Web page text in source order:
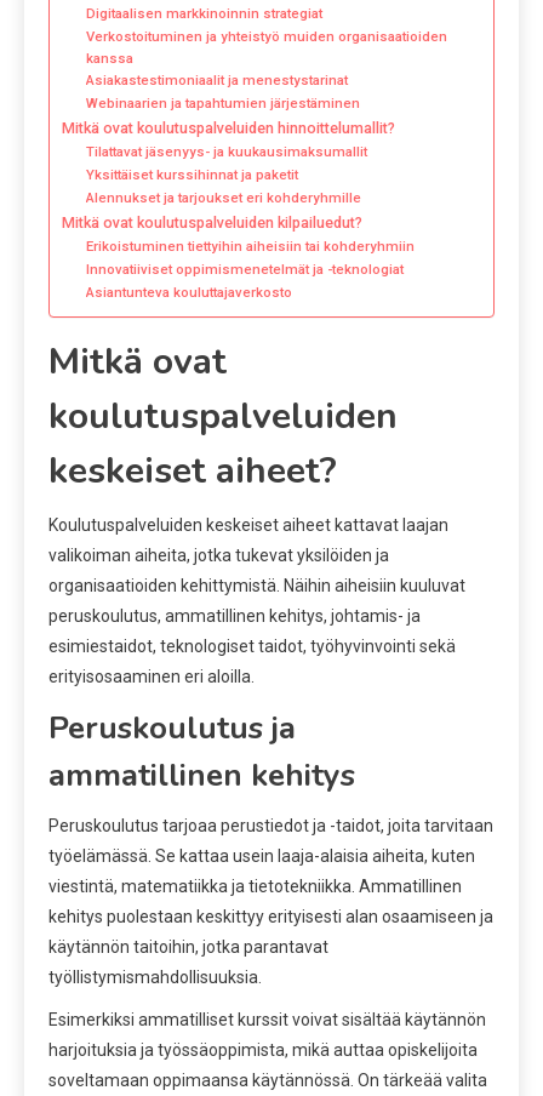
Digitaalisen markkinoinnin strategiat
Verkostoituminen ja yhteistyö muiden organisaatioiden
kanssa
Asiakastestimoniaalit ja menestystarinat
Webinaarien ja tapahtumien järjestäminen
Mitkä ovat koulutuspalveluiden hinnoittelumallit?
Tilattavat jäsenyys- ja kuukausimaksumallit
Yksittäiset kurssihinnat ja paketit
Alennukset ja tarjoukset eri kohderyhmille
Mitkä ovat koulutuspalveluiden kilpailuedut?
Erikoistuminen tiettyihin aiheisiin tai kohderyhmiin
Innovatiiviset oppimismenetelmät ja -teknologiat
Asiantunteva kouluttajaverkosto
Mitkä ovat
koulutuspalveluiden
keskeiset aiheet?
Koulutuspalveluiden keskeiset aiheet kattavat laajan
valikoiman aiheita, jotka tukevat yksilöiden ja
organisaatioiden kehittymistä. Näihin aiheisiin kuuluvat
peruskoulutus, ammatillinen kehitys, johtamis- ja
esimiestaidot, teknologiset taidot, työhyvinvointi sekä
erityisosaaminen eri aloilla.
Peruskoulutus ja
ammatillinen kehitys
Peruskoulutus tarjoaa perustiedot ja -taidot, joita tarvitaan
työelämässä. Se kattaa usein laaja-alaisia aiheita, kuten
viestintä, matematiikka ja tietotekniikka. Ammatillinen
kehitys puolestaan keskittyy erityisesti alan osaamiseen ja
käytännön taitoihin, jotka parantavat
työllistymismahdollisuuksia.
Esimerkiksi ammatilliset kurssit voivat sisältää käytännön
harjoituksia ja työssäoppimista, mikä auttaa opiskelijoita
soveltamaan oppimaansa käytännössä. On tärkeää valita